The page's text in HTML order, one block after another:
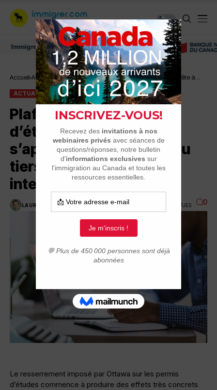
au Canada: ressources et conseils
Accueil Actualité Plafond des permis d’études : l’Ontario s’apprête à
perdre plus du tiers de ses étudiants internationaux
ACTUALITÉ
Plafond des permis
d’études : l’Ontario
s’apprête à perdre plus du
tiers de ses étudiants
internationaux
LAURENT GIGON 12 MAI 2026 3 MINUTES DE LECTURE 1.6K VUES 0
Le resserrement imposé par Ottawa sur les permis
d’études commence à produire des effets très concrets